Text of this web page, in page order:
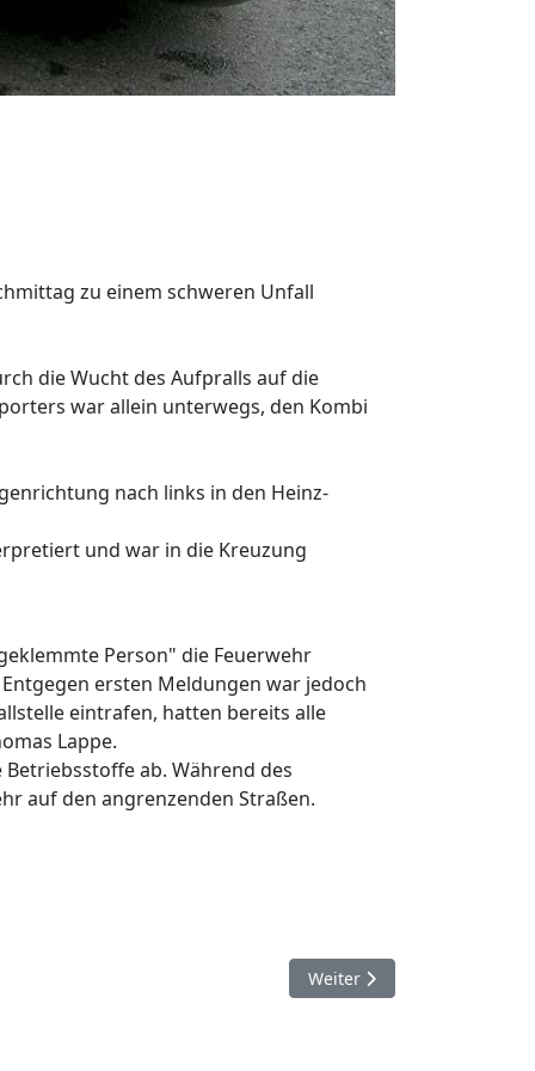
zu einem schweren Unfall
die Wucht des Aufpralls auf die
war allein unterwegs, den Kombi
nach links in den Heinz-
und war in die Kreuzung
Person" die Feuerwehr
ersten Meldungen war jedoch
eintrafen, hatten bereits alle
Lappe.
ab. Während des
auf den angrenzenden Straßen.
Nächster Beitrag: 14.
Weiter